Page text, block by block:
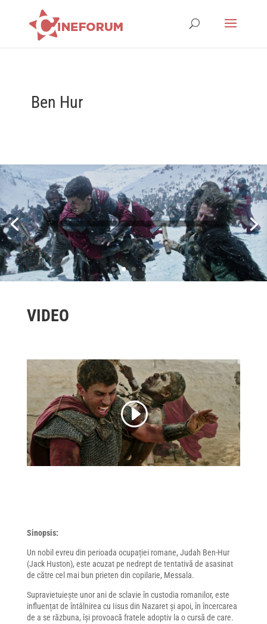
Ben Hur
VIDEO
Sinopsis:
Un nobil evreu din perioada ocupației romane, Judah Ben-Hur
(Jack Huston), este acuzat pe nedrept de tentativă de asasinat
de către cel mai bun prieten din copilarie, Messala.
Supravietuiește unor ani de sclavie în custodia romanilor, este
influențat de întâlnirea cu Iisus din Nazaret și apoi, în încercarea
de a se răzbuna, își provoacă fratele adoptiv la o cursă de care.